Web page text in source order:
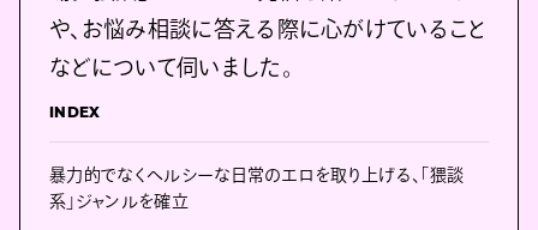
や、お悩み相談に答える際に心がけていること
などについて伺いました。
INDEX
暴力的でなくヘルシーな日常のエロを取り上げる、「猥談
系」ジャンルを確立